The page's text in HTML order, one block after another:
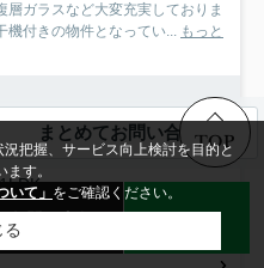
ガラスなど大変充実しておりま
機付きの物件となってい... もっと
まとめてお問い合わせ
お問い合わせ LINE
TOP
把握、サービス向上検討を目的と
す。
いて」 をご確認ください。
る